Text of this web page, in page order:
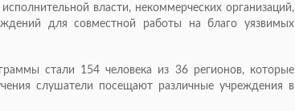
власти, некоммерческих организаций,
для совместной работы на благо уязвимых
стали 154 человека из 36 регионов, которые
слушатели посещают различные учреждения в